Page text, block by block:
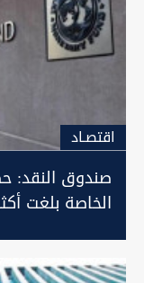
اقتصـاد
صندوق النقد:
الخاصة بلغت